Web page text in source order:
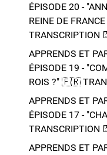
ÉPISODE 20 -
REINE DE
TRANSCRIPTION
APPRENDS ET
ÉPISODE 19 -
ROIS ?"​ 🇫🇷​
APPRENDS ET
ÉPISODE 17 -
TRANSCRIPTION
APPRENDS ET